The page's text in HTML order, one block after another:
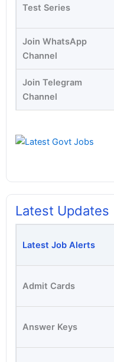
Test Series
Join WhatsApp
Channel
Join Telegram
Channel
Latest Updates
Latest Job Alerts
Admit Cards
Answer Keys